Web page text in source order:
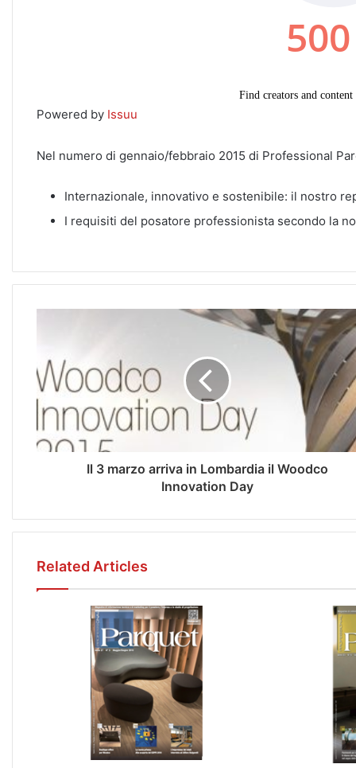
Powered by Issuu
Nel numero di gennaio/febbraio 2015 di Professional
Internazionale, innovativo e sostenibile: il nostro
I requisiti del posatore professionista secondo la
Il 3 marzo arriva in Lombardia il Woodco
Innovation Day
Related Articles